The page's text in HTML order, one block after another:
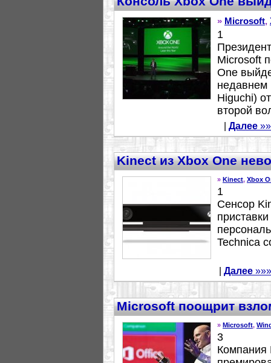
» Microsoft,
1
Microsoft
One
недавнем
Higuchi)
второй
Далее
Kinect из Xbox One
» Kinect, Xbox
1
Сенсор
Technica
Далее »»»
Microsoft поощрит
» Microsoft,
3
Компания